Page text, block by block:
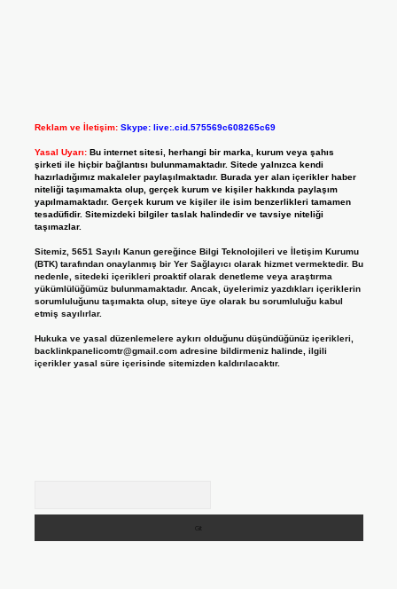
Reklam ve İletişim: Skype: live:.cid.575569c608265c69
Yasal Uyarı: Bu internet sitesi, herhangi bir marka, kurum veya şahıs
şirketi ile hiçbir bağlantısı bulunmamaktadır. Sitede yalnızca kendi
hazırladığımız makaleler paylaşılmaktadır. Burada yer alan içerikler haber
niteliği taşımamakta olup, gerçek kurum ve kişiler hakkında paylaşım
yapılmamaktadır. Gerçek kurum ve kişiler ile isim benzerlikleri tamamen
tesadüfidir. Sitemizdeki bilgiler taslak halindedir ve tavsiye niteliği
taşımazlar.
Sitemiz, 5651 Sayılı Kanun gereğince Bilgi Teknolojileri ve İletişim Kurumu
(BTK) tarafından onaylanmış bir Yer Sağlayıcı olarak hizmet vermektedir. Bu
nedenle, sitedeki içerikleri proaktif olarak denetleme veya araştırma
yükümlülüğümüz bulunmamaktadır. Ancak, üyelerimiz yazdıkları içeriklerin
sorumluluğunu taşımakta olup, siteye üye olarak bu sorumluluğu kabul
etmiş sayılırlar.
Hukuka ve yasal düzenlemelere aykırı olduğunu düşündüğünüz içerikleri,
backlinkpanelicomtr@gmail.comadresine bildirmeniz halinde, ilgili
içerikler yasal süre içerisinde sitemizden kaldırılacaktır.